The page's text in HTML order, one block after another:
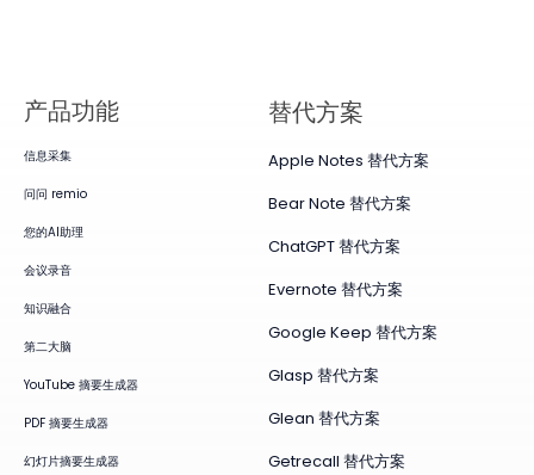
产品​功能
信息采集
问问 remio
您的AI助理
会议录音
知识融合
第二大脑
YouTube 摘要生成器
PDF 摘要生成器
幻灯片摘要生成器
替代方案
Apple Notes 替代方案
Bear Note 替代方案
ChatGPT 替代方案
Evernote 替代方案
Google Keep 替代方案
Glasp 替代方案
Glean 替代方案
Getrecall 替代方案